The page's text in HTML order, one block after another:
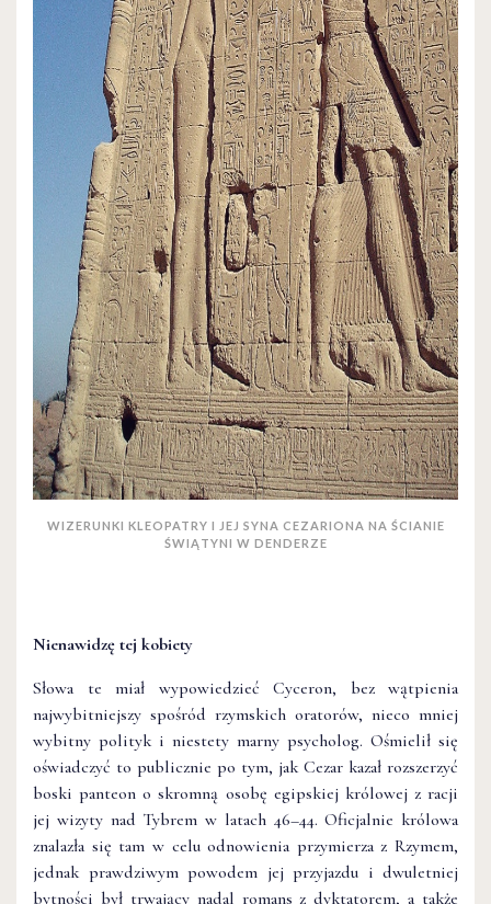
WIZERUNKI KLEOPATRY I JEJ SYNA CEZARIONA NA ŚCIANIE
ŚWIĄTYNI W DENDERZE
Nienawidzę tej kobiety
Słowa te miał wypowiedzieć Cyceron, bez wątpienia
najwybitniejszy spośród rzymskich oratorów, nieco mniej
wybitny polityk i niestety marny psycholog. Ośmielił się
oświadczyć to publicznie po tym, jak Cezar kazał rozszerzyć
boski panteon o skromną osobę egipskiej królowej z racji
jej wizyty nad Tybrem w latach 46–44. Oficjalnie królowa
znalazła się tam w celu odnowienia przymierza z Rzymem,
jednak prawdziwym powodem jej przyjazdu i dwuletniej
bytności był trwający nadal romans z dyktatorem, a także